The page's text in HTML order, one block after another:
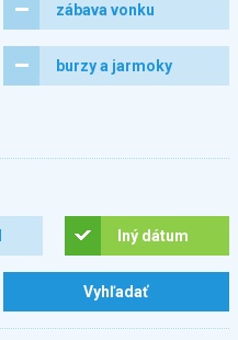
zábava vonku
burzy a jarmoky
Iný dátum